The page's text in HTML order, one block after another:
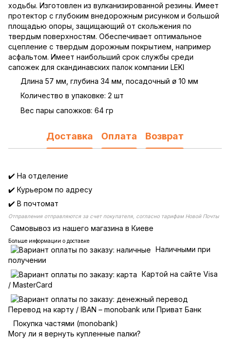
ходьбы. Изготовлен из вулканизированной резины. Имеет
протектор с глубоким внедорожным рисунком и большой
площадью опоры, защищающий от скольжения по
твердым поверхностям. Обеспечивает оптимальное
сцепление с твердым дорожным покрытием, например
асфальтом. Имеет наибольший срок службы среди
сапожек для скандинавских палок компании LEKI
Длина 57 мм, глубина 34 мм, посадочный ø 10 мм
Количество в упаковке: 2 шт
Вес пары сапожков: 64 гр
Доставка Оплата Возврат
✔️ На отделение
✔️ Курьером по адресу
✔️ В почтомат
Отправления отправляются за счет покупателя, согласно тарифам Новой Почты
Самовывоз из нашего магазина в Киеве
Больше информации о доставке
Наличными при
получении
Картой на сайте Visa
/ MasterCard
Перевод на карту / IBAN – monobank или Приват Банк
Покупка частями (monobank)
Могу ли я вернуть купленные палки?